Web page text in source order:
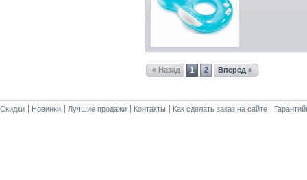
« Назад 1 2 Вперед »
Скидки Новинки Лучшие продажи Контакты Как сделать заказ на сайте